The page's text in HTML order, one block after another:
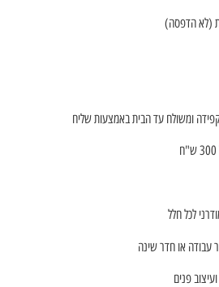
(לא הדפסה)
ומשולח עד הבית באמצעות שליח
לכל חלל
עבודה או חדר שינה
פנים